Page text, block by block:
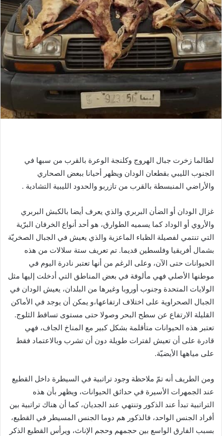
لطالما زخرت جبال الهروج وكلنجة الوعرة بالقرب من سبها في
الجنوب الليبي بقطعان الودان ويظهر أحيانا ببعض الصحاري
والأراضي المنبسطة بالقرب من تازربو والحدود الليبية التشادية .
غزال الودان أو الضأن البربري والذي يعرف أيضا بالكبش البربري
والأروي أو الوداد كما يسميه الطوارق، هو أحد أنواع الخرفان البرّية
التي تنتمي لفصيلة الظباء الماعزية والذي يعيش في الجبال الصخريّة
بشمال أفريقيا وفلسطين قديما. تم تعريف ستة سلالات من هذه
الحيوانات حتى الآن، وعلى الرغم من أنها تعتبر نادرة اليوم في
موطنها الأصلي فهي مألوفة في بعض المناطق التي أدخلت إليها مثل
الولايات المتحدة وجنوب أوروبا وغيرها من البلدان، يعيش الودان في
الجبال الصحراوية على اختلاف ارتفاعها،و يمكن أن يوجد في الأماكن
القليلة الارتفاع عن سطح البحر وصولا حتى مستوى تساقط الثلوج.
تعتبر هذه الحيوانات متأقلمة بشكل كبير مع المناخ الجاف، فهي
قادرة على أن تعيش لفترات طويلة دون أن تشرب وبالاعتماد فقط
على مياهها الأيضيّة.
ومن الطريف أنه تمّ ملاحظة وجود تراتبية في السيطرة داخل القطيع
عند الجمهرات الأسيرة في حدائق الحيوانات، ويظهر بأن هذه
التراتبية تبدأ عند الذكور وتنتهي عند الجديان، كما أن هناك تراتبية بين
أفراد الجنس الواحد، فالذكور هم دوما الجنس المسيطر في القطيع،
بسبب الفارق الواسع بين حجمهم وحجم الإناث، ويرأس القطيع الذكر